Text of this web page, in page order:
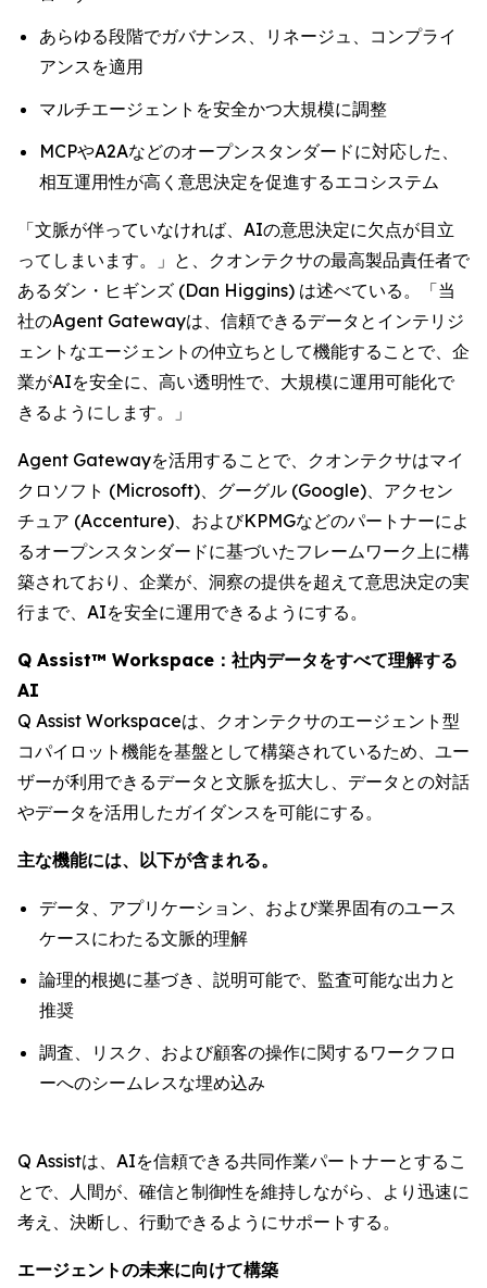
あらゆる段階でガバナンス、リネージュ、コンプライ
アンスを適用
マルチエージェントを安全かつ大規模に調整
MCPやA2Aなどのオープンスタンダードに対応した、
相互運用性が高く意思決定を促進するエコシステム
「文脈が伴っていなければ、AIの意思決定に欠点が目立
ってしまいます。」と、クオンテクサの最高製品責任者で
あるダン・ヒギンズ (Dan Higgins) は述べている。「当
社のAgent Gatewayは、信頼できるデータとインテリジ
ェントなエージェントの仲立ちとして機能することで、企
業がAIを安全に、高い透明性で、大規模に運用可能化で
きるようにします。」
Agent Gatewayを活用することで、クオンテクサはマイ
クロソフト (Microsoft)、グーグル (Google)、アクセン
チュア (Accenture)、およびKPMGなどのパートナーによ
るオープンスタンダードに基づいたフレームワーク上に構
築されており、企業が、洞察の提供を超えて意思決定の実
行まで、AIを安全に運用できるようにする。
Q Assist™ Workspace：社内データをすべて理解する
AI
Q Assist Workspaceは、クオンテクサのエージェント型
コパイロット機能を基盤として構築されているため、ユー
ザーが利用できるデータと文脈を拡大し、データとの対話
やデータを活用したガイダンスを可能にする。
主な機能には、以下が含まれる。
データ、アプリケーション、および業界固有のユース
ケースにわたる文脈的理解
論理的根拠に基づき、説明可能で、監査可能な出力と
推奨
調査、リスク、および顧客の操作に関するワークフロ
ーへのシームレスな埋め込み
Q Assistは、AIを信頼できる共同作業パートナーとするこ
とで、人間が、確信と制御性を維持しながら、より迅速に
考え、決断し、行動できるようにサポートする。
エージェントの未来に向けて構築